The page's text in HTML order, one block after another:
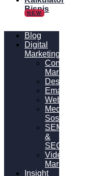
Bisnis
NEW
Blog
Digital
Marketing
Content
Marketing
Desain
Email
Website
Media
Sosial
SEM
&
SEO
Video
Marketing
Insight